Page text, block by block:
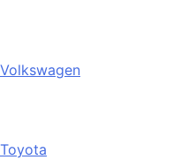
Volkswagen
Toyota